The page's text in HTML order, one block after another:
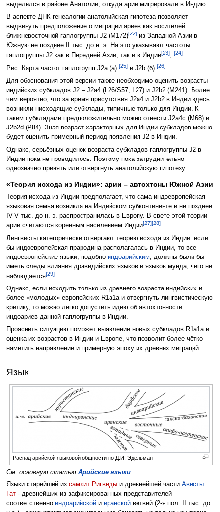
выделился в районе Анатолии, откуда арии мигрировали в Индию.
В аспекте ДНК-генеалогии анатолийская гипотеза позволяет
выдвинуть предположение о миграции ариев как носителей
ближневосточной гаплогруппы J2 (M172)[22]из Западной Азии в
Южную не позднее II тыс. до н. э. На это указывают частоты
гаплогруппы J2 как в Передней Азии, так и в Индии[23], [24].
Рис. Карта частот гаплогрупп J2a (а) [25]и J2b (б) [26]
Для обоснования этой версии также необходимо оценить возрасты
индийских субкладов J2 – J2a4 (L26/S57, L27) и J2b2 (M241). Более
чем вероятно, что за время присутствия J2a4 и J2b2 в Индии здесь
возникли нисходящие субклады, типичные только для Индии. К
таким субкладами предположительно можно отнести J2a4c (M68) и
J2b2d (P84). Зная возраст характерных для Индии субкладов можно
будет оценить примерный период появления J2 в Индии.
Однако, серьёзных оценок возраста субкладов гаплогруппы J2 в
Индии пока не проводилось. Поэтому пока затруднительно
однозначно принять или отвергнуть анатолийскую гипотезу.
«Теория исхода из Индии»: арии – автохтоны Южной Азии
Теория исхода из Индии предполагает, что сама индоевропейская
языковая семья возникла на Индийском субконтиненте и не позднее
IV-V тыс. до н. э. распространилась в Европу. В свете этой теории
арии считаются коренным населением Индии[27][28].
Лингвисты категорически отвергают теорию исхода из Индии: если
бы индоевропейская прародина располагалась в Индии, то все
индоевропейские языки, подобно индоарийским, должны были бы
иметь следы влияния дравидийских языков и языков мунда, чего не
наблюдается[29].
Однако, если исходить только из древнего возраста индийских и
более «молодых» европейских R1a1a и отвергнуть лингвистическую
критику, то можно легко допустить идею об автохтонности
индоариев данной гаплогруппы в Индии.
Прояснить ситуацию поможет выявление новых субкладов R1a1a и
оценка их возрастов в Индии и Европе, что позволит более чётко
наметить направление и примерную эпоху их древних миграций.
Язык
Распад арийской языковой общности по Д.И. Эдельман
См. основную статью Арийские языки
Языки старейшей из самхит Ригведыи древнейшей части Авесты
Гат- древнейших из зафиксированных представителей
соответственно индоарийскойи иранскойветвей (2-я пол. II тыс. до